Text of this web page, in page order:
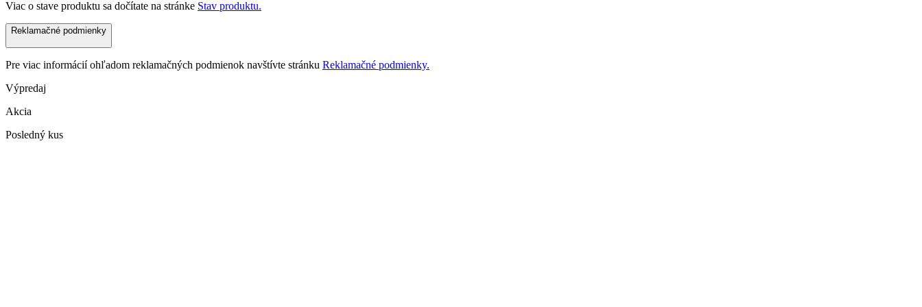
Viac o stave produktu sa dočítate na stránke Stav produktu.
Reklamačné podmienky
Pre viac informácií ohľadom reklamačných podmienok navštívte stránku Reklamačné podmienky.
Výpredaj
Akcia
Posledný kus